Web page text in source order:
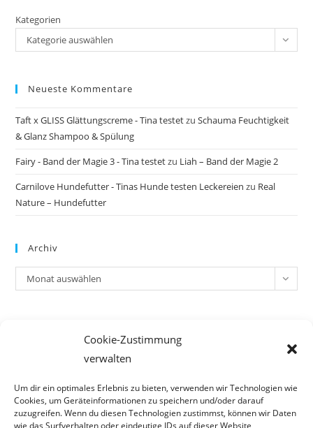
Cookie-Zustimmung
verwalten
Um dir ein optimales Erlebnis zu bieten, verwenden wir Technologien wie
Cookies, um Geräteinformationen zu speichern und/oder darauf
zuzugreifen. Wenn du diesen Technologien zustimmst, können wir Daten
wie das Surfverhalten oder eindeutige IDs auf dieser Website
Kategorien
Kategorie auswählen
Neueste Kommentare
Taft x GLISS Glättungscreme - Tina testetzuSchauma Feuchtigkeit
& Glanz Shampoo & Spülung
Fairy - Band der Magie 3 - Tina testetzu Liah – Band der Magie 2
Carnilove Hundefutter - Tinas Hunde testen Leckereien zu Real
Nature – Hundefutter
Archiv
Archiv
Monat auswählen
Kommentar-Feed
WordPress.org